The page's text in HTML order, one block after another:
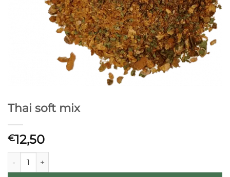
Thai soft mix
€12,50
Thai soft mix quantity